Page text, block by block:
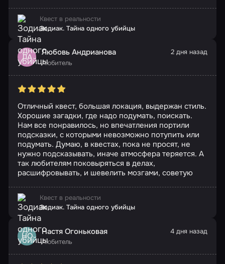
Квест в реальности
Зодиак. Тайна одного убийцы
ЛА Любовь Андрианова
Любитель
2 дня назад
Отличный квест, большая локация, выдержан стиль.
Хорошие загадки, где надо подумать, поискать.
Нам все понравилось, но впечатления портили
подсказки, с которыми невозможно потупить или
подумать. Думаю, в квестах, пока не просят, не
нужно подсказывать, иначе атмосфера теряется. А
так любителям поковыряться в делах,
расшифровывать, и шевелить мозгами, советую
Квест в реальности
Зодиак. Тайна одного убийцы
НО Настя Огоньковая
Любитель
4 дня назад